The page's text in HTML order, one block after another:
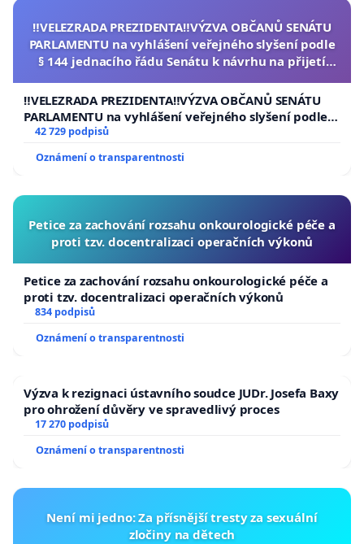
‼️VELEZRADA PREZIDENTA‼️VÝZVA OBČANŮ SENÁTU
PARLAMENTU na vyhlášení veřejného slyšení podle
§ 144 jednacího řádu Senátu k návrhu na přijetí
republiky
‼️VELEZRADA PREZIDENTA‼️VÝZVA OBČANŮ SENÁTU
PARLAMENTU na vyhlášení veřejného slyšení podle §
144 jednacího řádu Senátu k návrhu na přijetí
usnesení k podání ústavní žaloby na prezidenta
republiky
42 729 podpisů
Oznámení o transparentnosti
Petice za zachování rozsahu onkourologické péče a
proti tzv. docentralizaci operačních výkonů
Petice za zachování rozsahu onkourologické péče a
proti tzv. docentralizaci operačních výkonů
834 podpisů
Oznámení o transparentnosti
Výzva k rezignaci ústavního soudce JUDr. Josefa Baxy
pro ohrožení důvěry ve spravedlivý proces
17 270 podpisů
Oznámení o transparentnosti
Není mi jedno: Za přísnější tresty za sexuální
zločiny na dětech